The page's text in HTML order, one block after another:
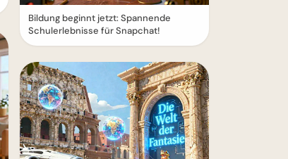
Bildung beginnt jetzt: Spannende
Schulerlebnisse für Snapchat!